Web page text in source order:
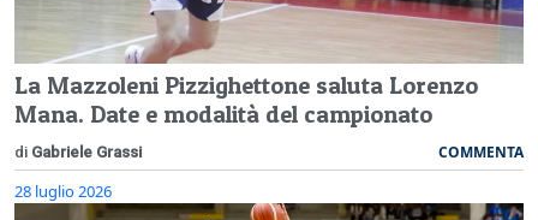
La Mazzoleni Pizzighettone saluta Lorenzo
Mana. Date e modalità del campionato
di Gabriele Grassi COMMENTA
28 luglio 2026